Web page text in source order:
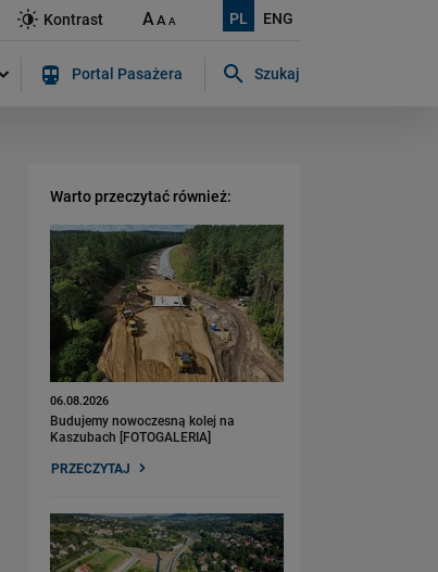
PL ENG
Kontrast AAA
Portal Pasażera Szukaj
Warto przeczytać również:
06.08.2026
Budujemy nowoczesną kolej na
Kaszubach [FOTOGALERIA]
PRZECZYTAJ